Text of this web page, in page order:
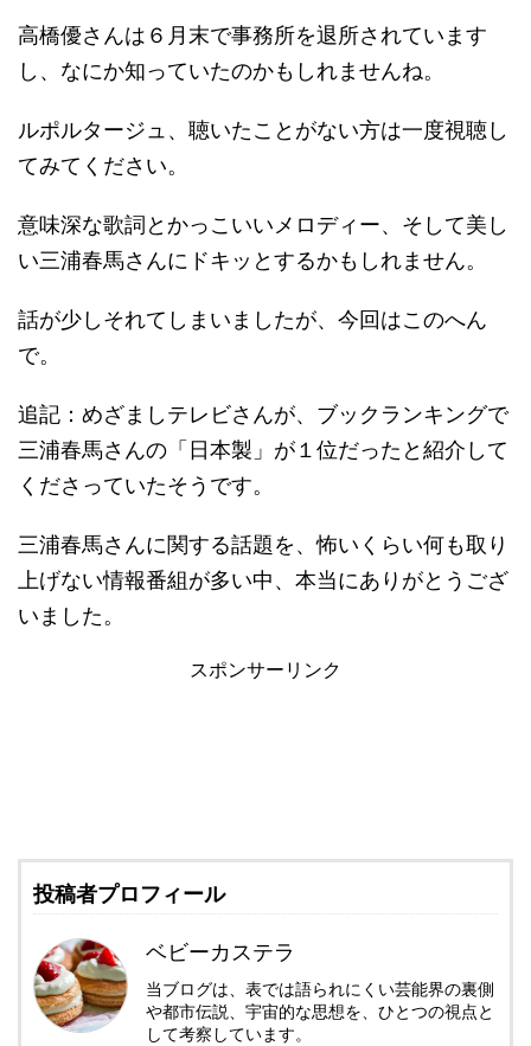
高橋優さんは６月末で事務所を退所されています
し、なにか知っていたのかもしれませんね。
ルポルタージュ、聴いたことがない方は一度視聴し
てみてください。
意味深な歌詞とかっこいいメロディー、そして美し
い三浦春馬さんにドキッとするかもしれません。
話が少しそれてしまいましたが、今回はこのへん
で。
追記：めざましテレビさんが、ブックランキングで
三浦春馬さんの「日本製」が１位だったと紹介して
くださっていたそうです。
三浦春馬さんに関する話題を、怖いくらい何も取り
上げない情報番組が多い中、本当にありがとうござ
いました。
スポンサーリンク
投稿者プロフィール
ベビーカステラ
当ブログは、表では語られにくい芸能界の裏側
や都市伝説、宇宙的な思想を、ひとつの視点と
して考察しています。